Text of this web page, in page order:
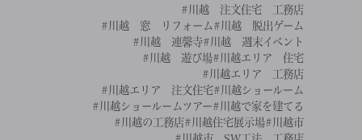
#川越 注文住宅 工務店
#川越 窓 リフォーム #川越 脱出ゲーム
#川越 連馨寺#川越 週末イベント
#川越 遊び場#川越エリア 住宅
#川越エリア 工務店
#川越エリア 注文住宅#川越ショールーム
#川越ショールームツアー#川越で家を建てる
#川越の工務店#川越住宅展示場#川越市